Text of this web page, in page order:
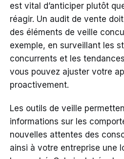
est vital d’anticiper plutôt
réagir. Un audit de vente
des éléments de veille
exemple, en surveillant les
concurrents et les
vous pouvez ajuster votre
proactivement.
Les outils de veille
informations sur les
nouvelles attentes des
ainsi à votre entreprise une